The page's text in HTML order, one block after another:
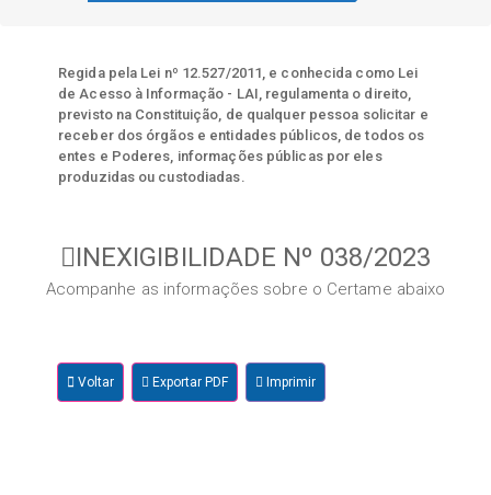
Regida pela Lei nº 12.527/2011, e conhecida como Lei
de Acesso à Informação - LAI, regulamenta o direito,
previsto na Constituição, de qualquer pessoa solicitar e
receber dos órgãos e entidades públicos, de todos os
entes e Poderes, informações públicas por eles
produzidas ou custodiadas.
INEXIGIBILIDADE Nº 038/2023
Acompanhe as informações sobre o Certame abaixo
Voltar Exportar PDF Imprimir